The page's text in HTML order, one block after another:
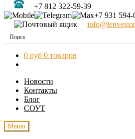
+7 812 322-59-39
+7 931 594-
0 руб 0 товаров
Новости
Контакты
Блог
СОУТ
Меню